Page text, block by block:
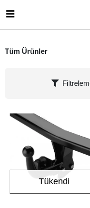
Tüm Ürünler
Tükendi